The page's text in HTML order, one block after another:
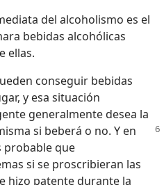
del alcoholismo es el
bebidas alcohólicas
ellas.
conseguir bebidas
y esa situación
generalmente desea la
si beberá o no. Y en
probable que
si se proscribieran las
hizo patente durante la